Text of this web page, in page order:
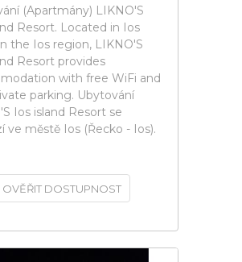
(Apartmány) LIKNO'S
Resort. Located in Ios
the Ios region, LIKNO'S
Resort provides
with free WiFi and
parking. Ubytování
Ios island Resort se
ve městě Ios (Řecko - Ios).
OVĚŘIT DOSTUPNOST